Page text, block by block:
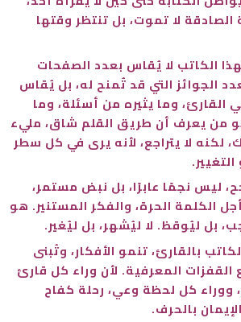
الصادقة لا تموت، بل تنتظر وقتها
الكاتب لا يُقاس بعدد الصفحات
الجوائز التي قد تُمنح له، بل يُقاس
القارئ، وما يثيره من أسئلة، وما
من يعرف أن طريق القلم شاق، مليء
لكنه لا يتراجع، لأنه يرى في كل سطر
ليس نجمًا عابرًا، بل نبض مستمر،
الكلمة الحرة، والفكر المستنير. هو
بل ليُوقظ. لا ليُشهر، بل ليُغير.
بالقارئ، تنمو الأفكار، وتُبنى
القفزات المعرفية. لأن وراء كل قارئ
ووراء كل لحظة وعي، رحلة كفاح
بالحرف.